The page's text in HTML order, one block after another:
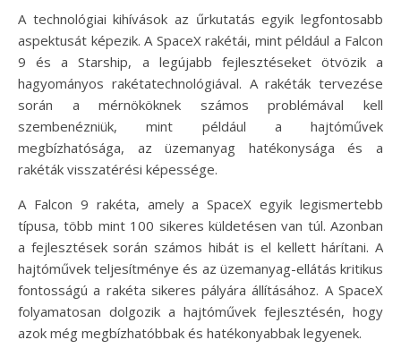
A technológiai kihívások az űrkutatás egyik legfontosabb
aspektusát képezik. A SpaceX rakétái, mint például a Falcon
9 és a Starship, a legújabb fejlesztéseket ötvözik a
hagyományos rakétatechnológiával. A rakéták tervezése
során a mérnököknek számos problémával kell
szembenézniük, mint például a hajtóművek
megbízhatósága, az üzemanyag hatékonysága és a
rakéták visszatérési képessége.
A Falcon 9 rakéta, amely a SpaceX egyik legismertebb
típusa, több mint 100 sikeres küldetésen van túl. Azonban
a fejlesztések során számos hibát is el kellett hárítani. A
hajtóművek teljesítménye és az üzemanyag-ellátás kritikus
fontosságú a rakéta sikeres pályára állításához. A SpaceX
folyamatosan dolgozik a hajtóművek fejlesztésén, hogy
azok még megbízhatóbbak és hatékonyabbak legyenek.